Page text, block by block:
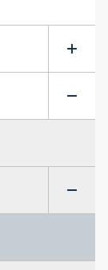
Växla